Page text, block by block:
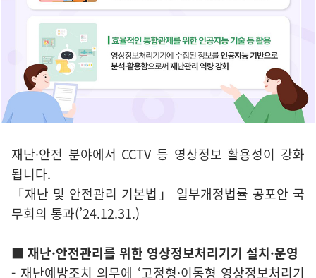
재난·안전 분야에서 CCTV 등 영상정보 활용성이 강화
됩니다.
「재난 및 안전관리 기본법」 일부개정법률 공포안 국
무회의 통과(’24.12.31.)
■ 재난·안전관리를 위한 영상정보처리기기 설치·운영
- 재난예방조치 의무에 ‘고정형·이동형 영상정보처리기